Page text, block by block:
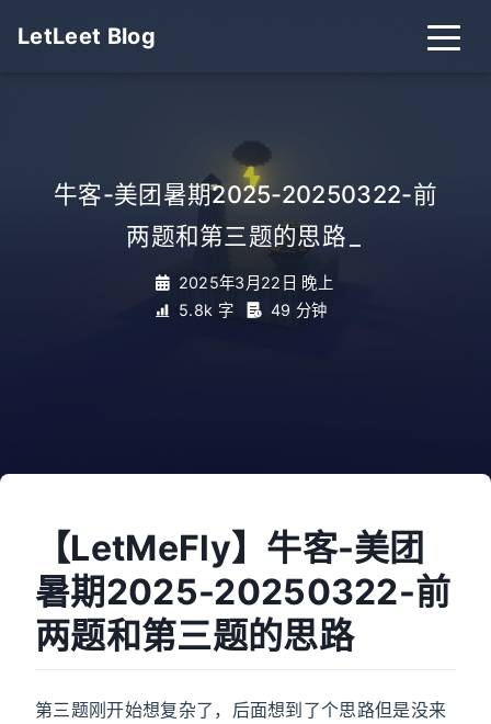
LetLeet Blog
牛客-美团暑期2025-20250322-前
两题和第三题的思路
2025年3月22日 晚上
5.8k 字
49 分钟
【LetMeFly】牛客-美团
暑期2025-20250322-前
两题和第三题的思路
第三题刚开始想复杂了，后面想到了个思路但是没来